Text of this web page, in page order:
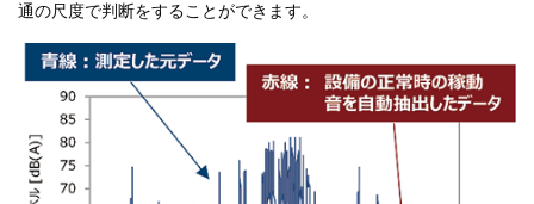
通の尺度で判断をすることができます。